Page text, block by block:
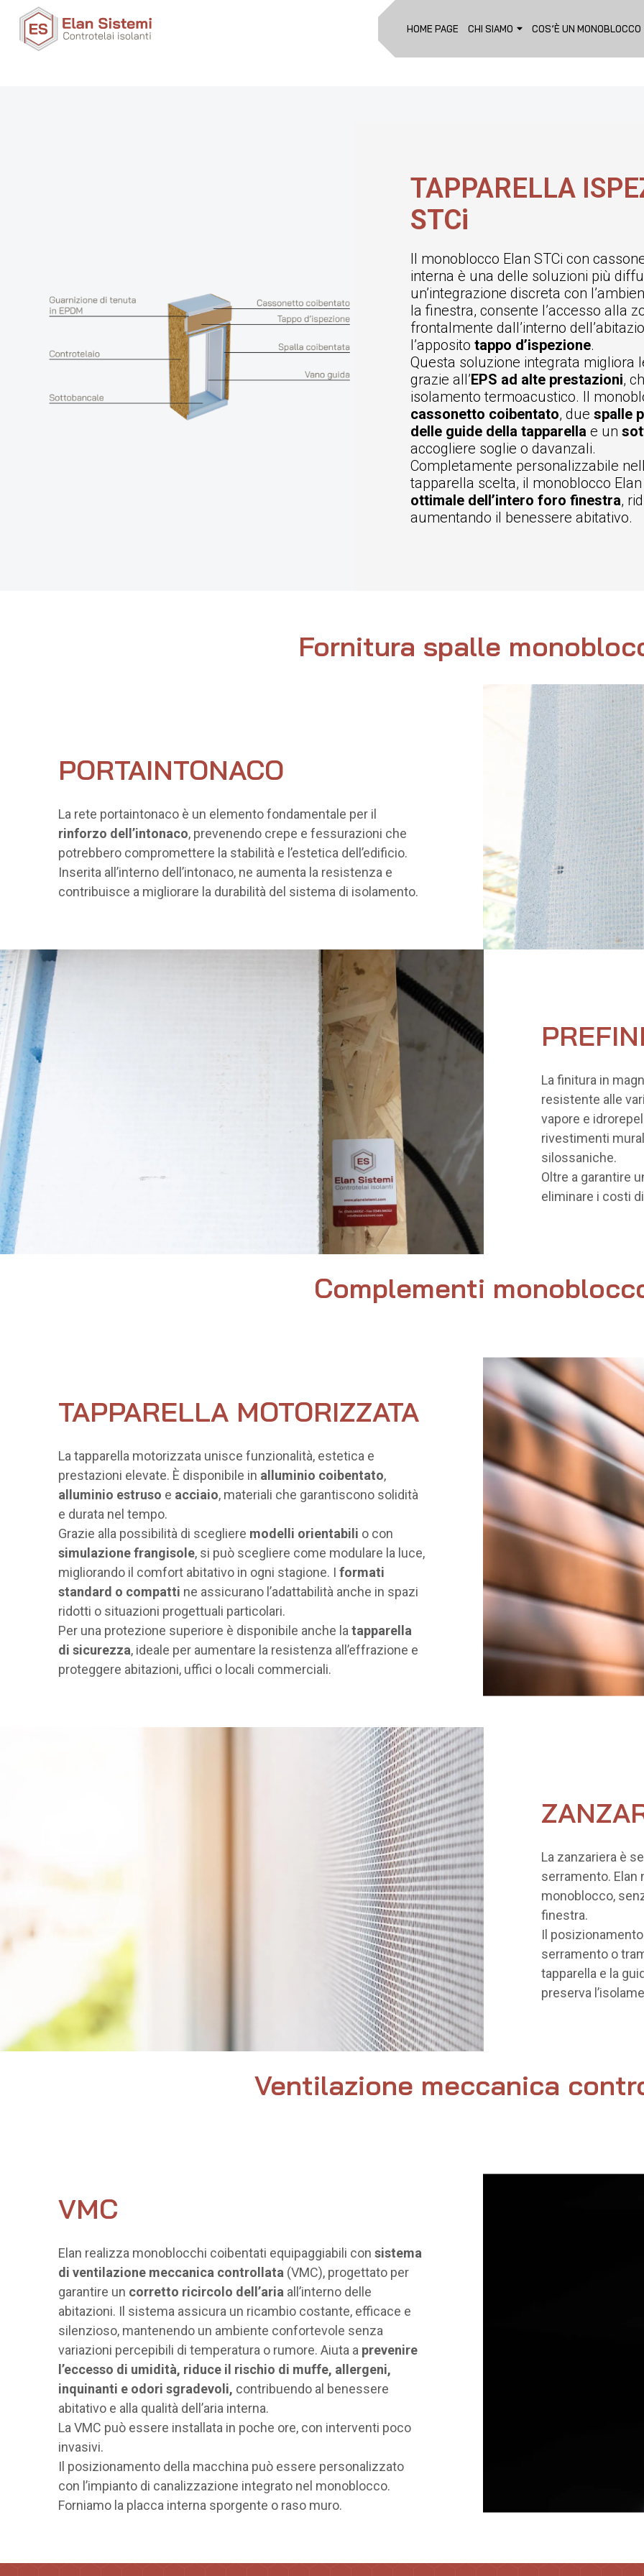
HOME PAGE CHI SIAMO COS’È UN MONOBLOCCO
TAPPARELLA
STCi
Il monoblocco Elan STCi con
interna è una delle soluzioni più
un’integrazione discreta con
la finestra, consente l’accesso alla
frontalmente dall’interno
l’appositotappo d’ispezione.
Questa soluzione integrata migliora
grazie all’EPS ad alte prestazioni,
isolamento termoacustico. Il
cassonetto coibentato, duespalle
delle guide della tapparella e un
accogliere soglie o davanzali.
Completamente personalizzabile
tapparella scelta, il monoblocco
ottimale dell’intero foro finestra,
aumentando il benessere abitativo.
Fornitura spalle
PORTAINTONACO
La rete portaintonaco è un elemento fondamentale per il
rinforzo dell’intonaco, prevenendo crepe e fessurazioni che
potrebbero compromettere la stabilità e l’estetica dell’edificio.
Inserita all’interno dell’intonaco, ne aumenta la resistenza e
contribuisce a migliorare la durabilità del sistema di isolamento.
La finitura in
resistente alle
vapore e
rivestimenti
silossaniche.
Oltre a garantire
eliminare i costi
Complementi
TAPPARELLA MOTORIZZATA
La tapparella motorizzata unisce funzionalità, estetica e
prestazioni elevate. È disponibile in alluminio coibentato,
alluminio estruso e acciaio, materiali che garantiscono solidità
e durata nel tempo.
Grazie alla possibilità di scegliere modelli orientabili o con
simulazione frangisole, si può scegliere come modulare la luce,
migliorando il comfort abitativo in ogni stagione. I formati
standard o compatti ne assicurano l’adattabilità anche in spazi
ridotti o situazioni progettuali particolari.
Per una protezione superiore è disponibile anche la tapparella
di sicurezza, ideale per aumentare la resistenza all’effrazione e
proteggere abitazioni, uffici o locali commerciali.
La zanzariera è
serramento. Elan
monoblocco,
finestra.
Il
serramento o
tapparella e la
preserva
Ventilazione meccanica
VMC
Elan realizza monoblocchi coibentati equipaggiabili con sistema
di ventilazione meccanica controllata (VMC), progettato per
garantire un corretto ricircolo dell’aria all’interno delle
abitazioni. Il sistema assicura un ricambio costante, efficace e
silenzioso, mantenendo un ambiente confortevole senza
variazioni percepibili di temperatura o rumore. Aiuta a prevenire
l’eccesso di umidità, riduce il rischio di muffe, allergeni,
inquinanti e odori sgradevoli, contribuendo al benessere
abitativo e alla qualità dell’aria interna.
La VMC può essere installata in poche ore, con interventi poco
invasivi.
Il posizionamento della macchina può essere personalizzato
con l’impianto di canalizzazione integrato nel monoblocco.
Forniamo la placca interna sporgente o raso muro.